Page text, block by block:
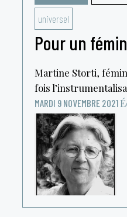
universel
Pour un
Martine Storti,
fois
MARDI 9 NOVEMBRE 2021